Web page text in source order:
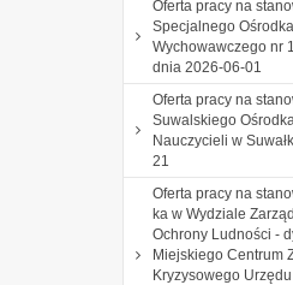
Oferta pracy na
Specjalnego
Wychowawczego nr
dnia 2026-06-01
Oferta pracy na
Suwalskiego
Nauczycieli w
21
Oferta pracy na
ka w Wydziale
Ochrony Ludności -
Miejskiego Centrum
Kryzysowego